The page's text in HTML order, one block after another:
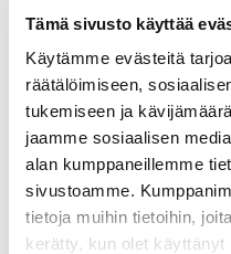
Tämä sivusto käyttää
Käytämme evästeitä
räätälöimiseen,
tukemiseen ja
jaamme sosiaalisen
alan kumppaneillemme
sivustoamme.
tietoja muihin tietoihin,
kerätty, kun olet käyttänyt
Julistesarjasta on tehty
esillä muutamalla
palautteesta on ollut
johdosta YTHS on
käsittelevän julisteen
Mainonnan eettisen